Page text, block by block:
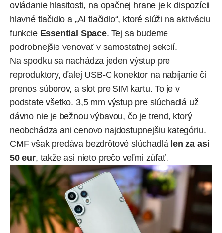
ovládanie hlasitosti, na opačnej hrane je k dispozícii
hlavné tlačidlo a „AI tlačidlo“, ktoré slúži na aktiváciu
funkcie Essential Space. Tej sa budeme
podrobnejšie venovať v samostatnej sekcií.
Na spodku sa nachádza jeden výstup pre
reproduktory, ďalej USB-C konektor na nabíjanie či
prenos súborov, a slot pre SIM kartu. To je v
podstate všetko. 3,5 mm výstup pre slúchadlá už
dávno nie je bežnou výbavou, čo je trend, ktorý
neobchádza ani cenovo najdostupnejšiu kategóriu.
CMF však predáva bezdrôtové slúchadlálen za asi
50 eur, takže asi nieto prečo veľmi zúfať.